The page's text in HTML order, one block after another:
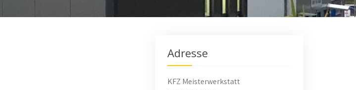
Adresse
KFZ Meisterwerkstatt